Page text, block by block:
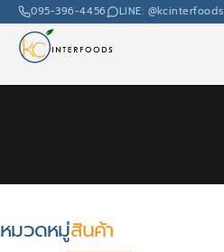
095-396-4456 LINE: @kcinterfoods
หมวดหมู่สินค้า